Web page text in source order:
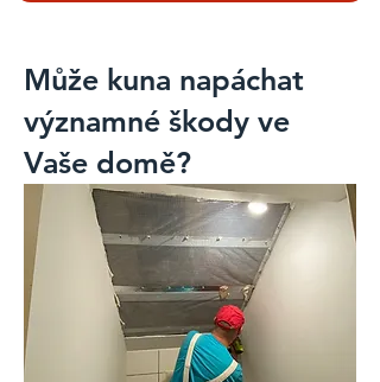
dietě může být více odpadků z lidských sídel.
problémy, pokud proniknou do domů nebo
jiných staveb, kde mohou poškozovat
izolace, kabely a další materiály. Kvůli svým
adaptabilním schopnostem a inteligenci
mohou být obtížně odstranitelné, pokud se
jednou usídlí v nějakém objektu.
Může kuna napáchat
významné škody ve
Vaše domě?